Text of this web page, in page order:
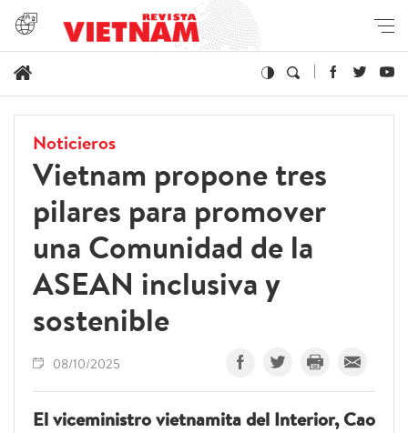
Noticieros
Vietnam propone tres
pilares para promover
una Comunidad de la
ASEAN inclusiva y
sostenible
08/10/2025
El viceministro vietnamita del Interior, Cao